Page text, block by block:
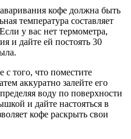
кофе должна быть
температура составляет
у вас нет термометра,
и дайте ей постоять 30
с того, что поместите
аккуратно залейте его
воду по поверхности
и дайте настояться в
кофе раскрыть свои